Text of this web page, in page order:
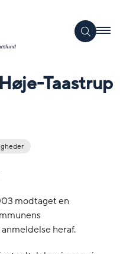
Taastrup
modtaget en
heraf.